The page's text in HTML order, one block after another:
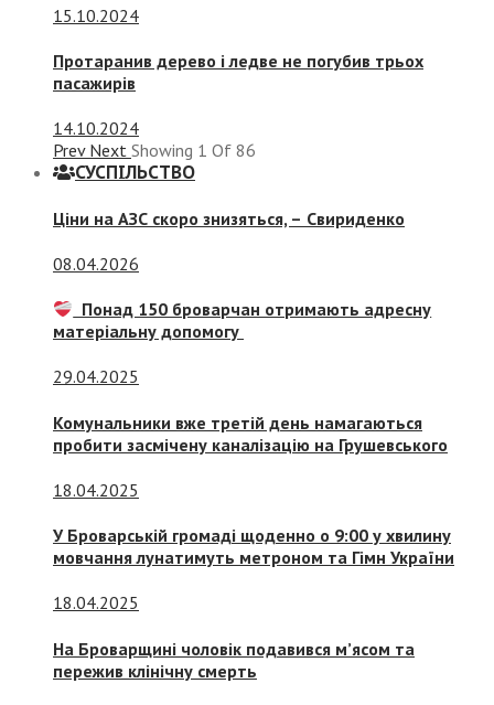
15.10.2024
Протаранив дерево і ледве не погубив трьох
пасажирів
14.10.2024
Prev Next Showing 1 Of 86
СУСПIЛЬСТВО
Ціни на АЗС скоро знизяться, – Свириденко
08.04.2026
Понад 150 броварчан отримають адресну
матеріальну допомогу
29.04.2025
Комунальники вже третій день намагаються
пробити засмічену каналізацію на Грушевського
18.04.2025
У Броварській громаді щоденно о 9:00 у хвилину
мовчання лунатимуть метроном та Гімн України
18.04.2025
На Броварщині чоловік подавився м’ясом та
пережив клінічну смерть